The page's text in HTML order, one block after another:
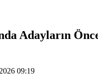
Adayların
09:19